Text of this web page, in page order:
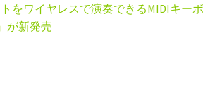
をワイヤレスで演奏できるMIDIキー
が新発売